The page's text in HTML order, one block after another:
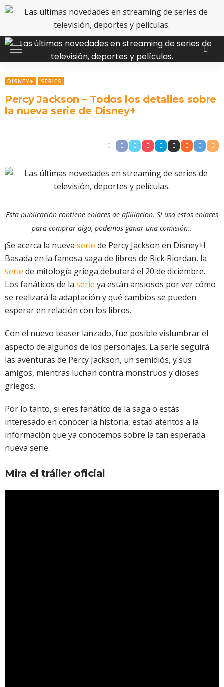
DISNEY+ SERIES
Percy Jackson – Todos los detalles sobre
la nueva serie de Disney+
Esta publicación contiene enlaces de afiliiacion. Si usa estos enlaces
para comprar algo, podemos ganar una comisión..
¡Se acerca la nueva serie de Percy Jackson en Disney+!
Basada en la famosa saga de libros de Rick Riordan, la
serie de mitología griega debutará el 20 de diciembre.
Los fanáticos de la serie ya están ansiosos por ver cómo
se realizará la adaptación y qué cambios se pueden
esperar en relación con los libros.
Con el nuevo teaser lanzado, fue posible vislumbrar el
aspecto de algunos de los personajes. La serie seguirá
las aventuras de Percy Jackson, un semidiós, y sus
amigos, mientras luchan contra monstruos y dioses
griegos.
Por lo tanto, si eres fanático de la saga o estás
interesado en conocer la historia, estad atentos a la
información que ya conocemos sobre la tan esperada
nueva serie.
Mira el tráiler oficial